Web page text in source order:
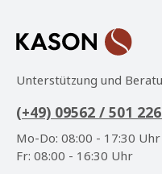
Unterstützung und
(+49) 09562 / 501
Mo-Do: 08:00 - 17:30 Uhr
Fr: 08:00 - 16:30 Uhr